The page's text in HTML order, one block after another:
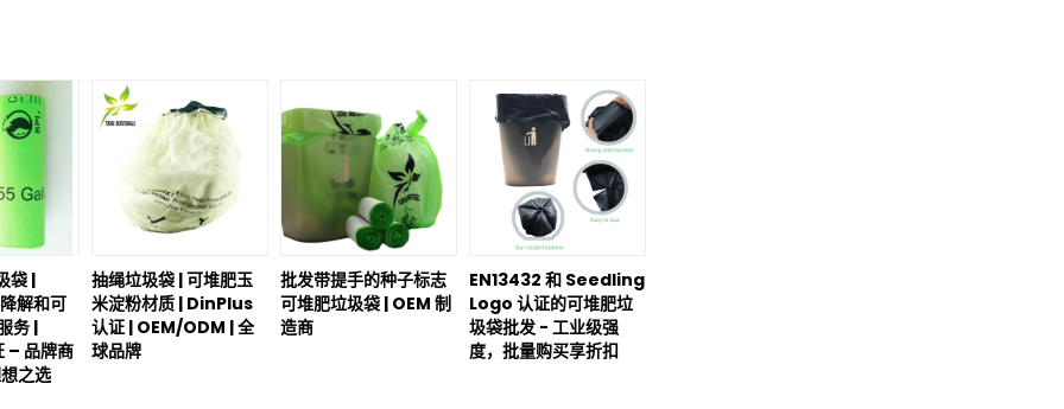
袋 |
解和可
务 |
– 品牌商
之选
抽绳垃圾袋 | 可堆肥玉
米淀粉材质 | DinPlus
认证 | OEM/ODM | 全
球品牌
批发带提手的种子标志
可堆肥垃圾袋 | OEM 制
造商
EN13432 和 Seedling
Logo 认证的可堆肥垃
圾袋批发 - 工业级强
度，批量购买享折扣